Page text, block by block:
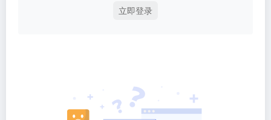
立即登录